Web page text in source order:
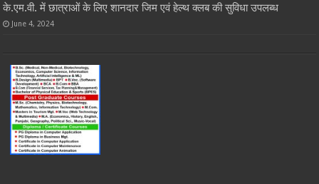
के.एम.वी. में छात्राओं के लिए शानदार जिम एवं हेल्थ क्लब की सुविधा उपलब्ध
June 4, 2024